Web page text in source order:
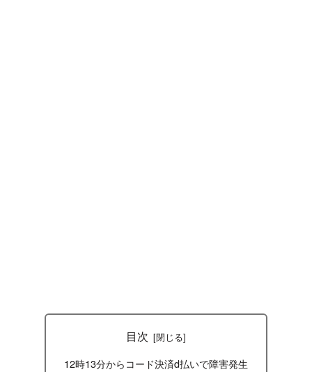
目次
12時13分からコード決済d払いで障害発生